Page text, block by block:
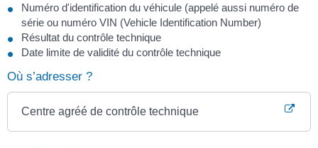
Numéro d'identification du véhicule (appelé aussi numéro de
série ou numéro VIN (Vehicle Identification Number)
Résultat du contrôle technique
Date limite de validité du contrôle technique
Où s’adresser ?
Centre agréé de contrôle technique